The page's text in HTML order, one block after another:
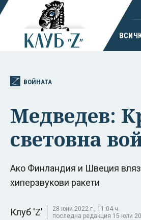
ВОЙНАТА
Медведев:
световна
Ако Финландия и Швеция
хиперзвукови ракети
Клуб 'Z'
28 юни 2022 г., 11:04 ч.
последна редакция 15 юли